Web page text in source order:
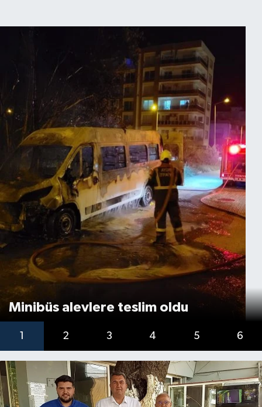
Minibüs alevlere teslim oldu
1 2 3 4 5 6